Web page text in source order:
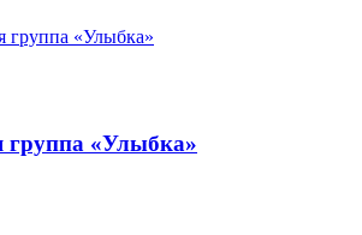
группа «Улыбка»